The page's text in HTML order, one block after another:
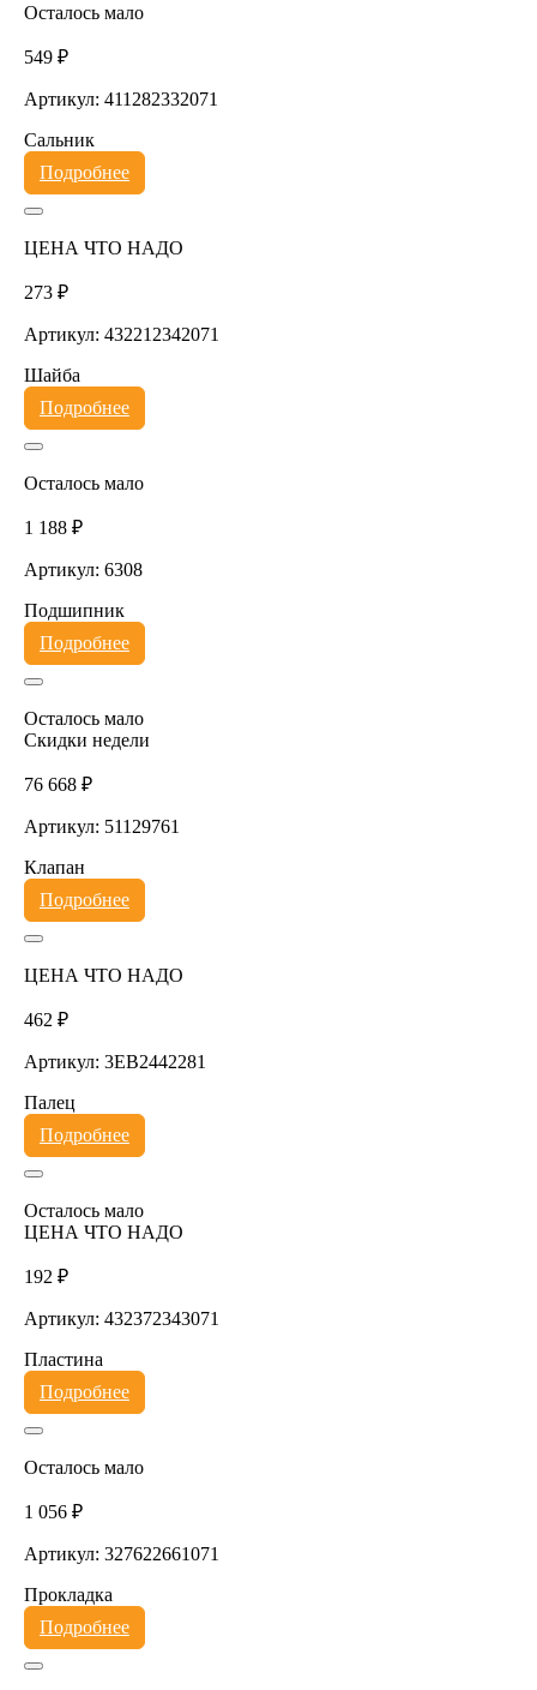
Осталось мало
549 ₽
Артикул: 411282332071
Сальник
Подробнее
ЦЕНА ЧТО НАДО
273 ₽
Артикул: 432212342071
Шайба
Подробнее
Осталось мало
1 188 ₽
Артикул: 6308
Подшипник
Подробнее
Осталось мало
Скидки недели
76 668 ₽
Артикул: 51129761
Клапан
Подробнее
ЦЕНА ЧТО НАДО
462 ₽
Артикул: 3EB2442281
Палец
Подробнее
Осталось мало
ЦЕНА ЧТО НАДО
192 ₽
Артикул: 432372343071
Пластина
Подробнее
Осталось мало
1 056 ₽
Артикул: 327622661071
Прокладка
Подробнее